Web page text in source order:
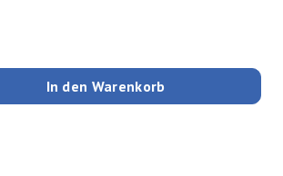
gewünschten Wert ein
In den Warenkorb